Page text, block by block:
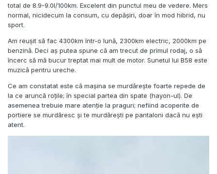
total de 8.9-9.0l/100km. Excelent din punctul meu de vedere. Mers
normal, nicidecum la consum, cu depășiri, doar în mod hibrid, nu
sport.
Am reușit să fac 4300km într-o lună, 2300km electric, 2000km pe
benzină. Deci aș putea spune că am trecut de primul rodaj, o să
încerc să mă bucur treptat mai mult de motor. Sunetul lui B58 este
muzică pentru ureche.
Ce am constatat este că mașina se murdărește foarte repede de
la ce aruncă roțile; în special partea din spate (hayon-ul). De
asemenea trebuie mare atenție la praguri; nefiind acoperite de
portiere se murdăresc și te murdărești pe pantaloni dacă nu ești
atent.